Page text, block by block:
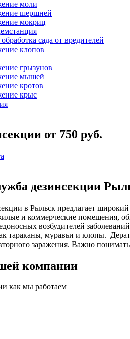
моли
шершней
мокриц
сада от вредителей
клопов
грызунов
мышей
кротов
крыс
от 750 руб.
дезинсекции
в Рыльск предлагает
и коммерческие помещения,
возбудителей
тараканы, муравьи и клопы.
заражения. Важно
компании
как мы работаем